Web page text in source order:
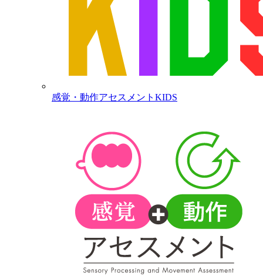
感覚・動作アセスメントKIDS